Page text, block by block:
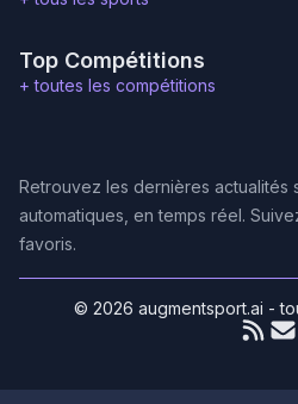
Top Compétitions
+ toutes les compétitions
Retrouvez les dernières actualités
automatiques, en temps réel.
favoris.
© 2026 augmentsport.ai -